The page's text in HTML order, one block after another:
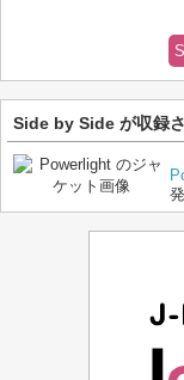
Side by Side が収録